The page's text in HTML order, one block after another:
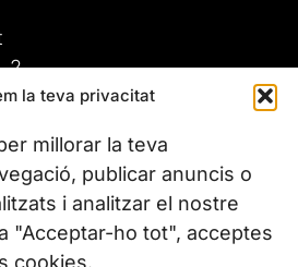
la teva privacitat
millorar la teva
publicar anuncis o
i analitzar el nostre
"Acceptar-ho tot", acceptes
cookies.
2
sedes
300